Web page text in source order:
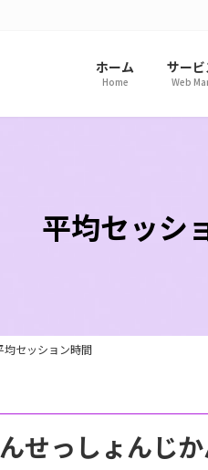
ホーム
Home
サー
Web
平均セッシ
均セッション時間
せっしょんじか